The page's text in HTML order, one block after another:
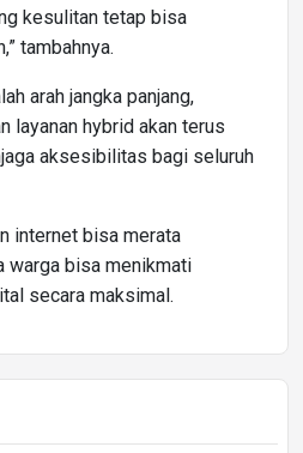
kesulitan tetap bisa
tambahnya.
arah jangka panjang,
layanan hybrid akan terus
aksesibilitas bagi seluruh
internet bisa merata
warga bisa menikmati
secara maksimal.